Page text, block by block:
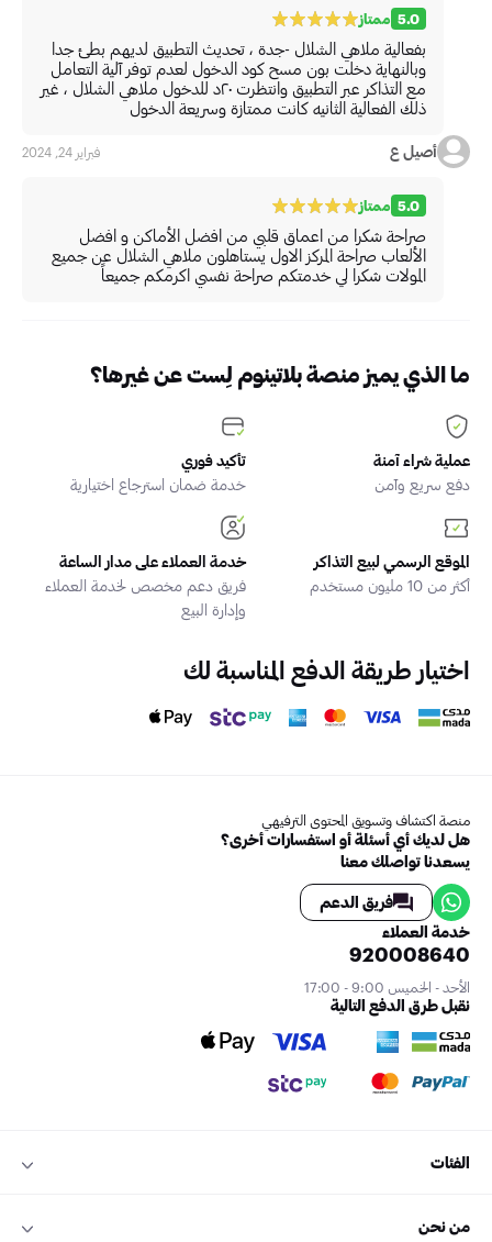
5.0 ممتاز
بفعالية ملاهي الشلال -جدة ، تحديث التطبيق لديهم بطئ جدا
وبالنهاية دخلت بون مسح كود الدخول لعدم توفر آلية التعامل
مع التذاكر عبر التطبيق وانتظرت ٢٠د للدخول ملاهي الشلال ، غير
ذلك الفعالية الثانيه كانت ممتازة وسريعة الدخول
أصيل ع فبراير 24, 2024
5.0 ممتاز
صراحة شكرا من اعماق قلبي من افضل الأماكن و افضل
الألعاب صراحة المركز الاول يستاهلون ملاهي الشلال عن جميع
المولات شكرا لي خدمتكم صراحة نفسي اكرمكم جميعاً
ما الذي يميز منصة بلاتينوم لِست عن غيرها؟
عملية شراء آمنة
دفع سريع وآمن
تأكيد فوري
خدمة ضمان استرجاع اختيارية
الموقع الرسمي لبيع التذاكر
أكثر من 10 مليون مستخدم
خدمة العملاء على مدار الساعة
فريق دعم مخصص لخدمة العملاء
وإدارة البيع
اختيار طريقة الدفع المناسبة لك
منصة اكتشاف وتسويق المحتوى الترفيهي
هل لديك أي أسئلة أو استفسارات أخرى؟
يسعدنا تواصلك معنا
فريق الدعم
خدمة العملاء
920008640
الأحد - الخميس 9:00 - 17:00
نقبل طرق الدفع التالية
الفئات
من نحن